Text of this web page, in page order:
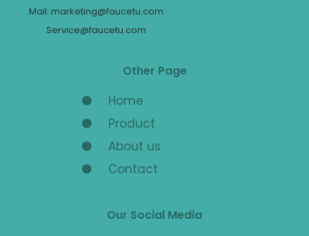
Mail: marketing@faucetu.com
Service@faucetu.com
Other Page
Home
Product
About us
Contact
Our Social Media